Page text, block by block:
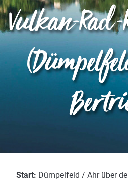
Vulkan-
Start: Dümpelfeld / Ahr über